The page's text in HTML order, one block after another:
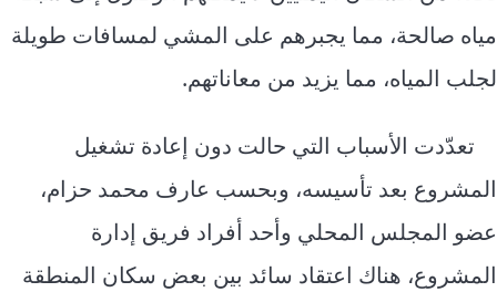
مياه صالحة، مما يجبرهم على المشي لمسافات طويلة
لجلب المياه، مما يزيد من معاناتهم.
تعدّدت الأسباب التي حالت دون إعادة تشغيل
المشروع بعد تأسيسه، وبحسب عارف محمد حزام،
عضو المجلس المحلي وأحد أفراد فريق إدارة
المشروع، هناك اعتقاد سائد بين بعض سكان المنطقة